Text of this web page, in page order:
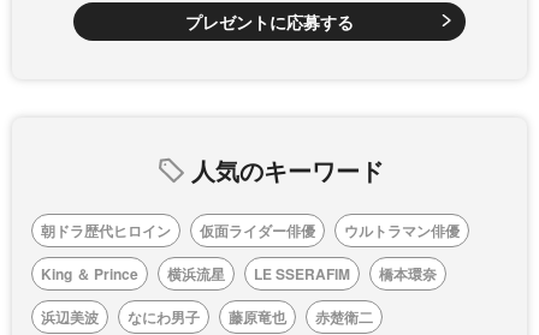
プレゼントに応募する
人気のキーワード
朝ドラ歴代ヒロイン 仮面ライダー俳優
ウルトラマン俳優
King ＆ Prince
横浜流星 LE SSERAFIM
橋本環奈
浜辺美波
なにわ男子 藤原竜也
赤楚衛二